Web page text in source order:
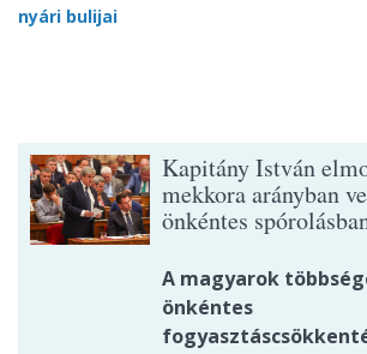
nyári bulijai
Kapitány István
mekkora arányban
önkéntes
A magyarok
önkéntes